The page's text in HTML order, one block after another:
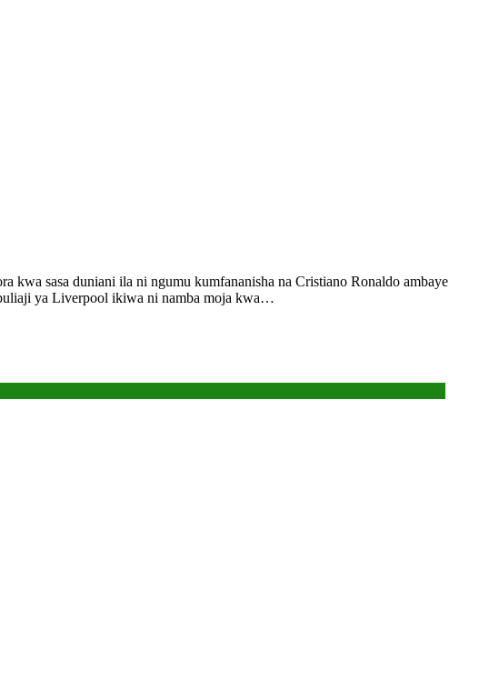
sasa duniani ila ni ngumu kumfananisha na Cristiano Ronaldo ambaye
ya Liverpool ikiwa ni namba moja kwa…